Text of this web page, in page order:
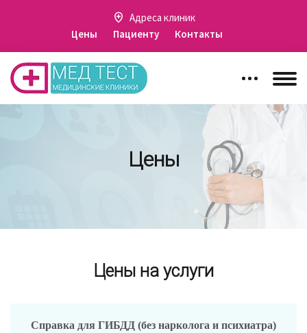
Адреса клиник
Цены
Пациенту Контакты
Цены
Цены на услуги
Справка для ГИБДД (без нарколога и психиатра)